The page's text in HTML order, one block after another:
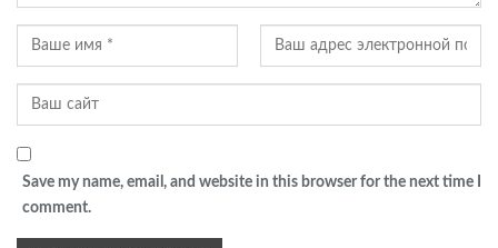
Save my name, email, and website in this browser for the next time I
comment.